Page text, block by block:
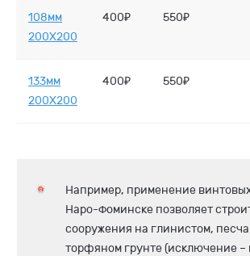
108мм
200X200
400₽ 550₽
133мм
200X200
400₽ 550₽
Например, применение
Наро-Фоминске позволяет
сооружения на глинистом,
торфяном грунте (исключение –